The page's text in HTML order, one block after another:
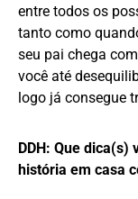
entre todos os
tanto como
seu pai chega
você até
logo já consegue
DDH: Que
história em casa